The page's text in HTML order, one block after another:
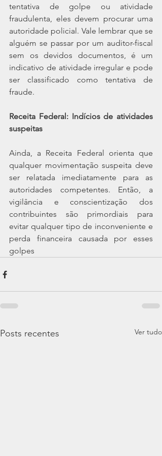
tentativa de golpe ou atividade
fraudulenta, eles devem procurar uma
autoridade policial. Vale lembrar que se
alguém se passar por um auditor-fiscal
sem os devidos documentos, é um
indicativo de atividade irregular e pode
ser classificado como tentativa de
fraude.
Receita Federal: Indícios de atividades
suspeitas
Ainda, a Receita Federal orienta que
qualquer movimentação suspeita deve
ser relatada imediatamente para as
autoridades competentes. Então, a
vigilância e conscientização dos
contribuintes são primordiais para
evitar qualquer tipo de inconveniente e
perda financeira causada por esses
golpes
Posts recentes Ver tudo